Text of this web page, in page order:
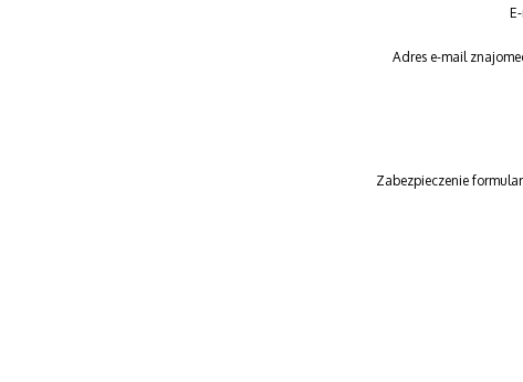
Adres e-mail
Zabezpieczenie